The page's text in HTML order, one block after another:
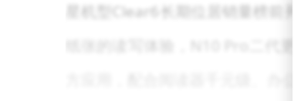
星机型Clear6长期位居销量榜
纸张的读写体验，N10 Pro二代